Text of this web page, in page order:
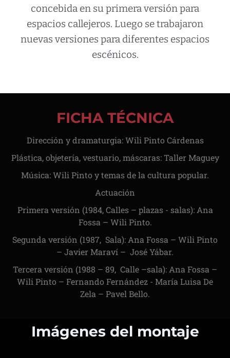
concebida en su primera versión para
espacios callejeros. Luego se trabajaron
nuevas versiones para diferentes espacios
escénicos.
FICHA TÉCNICA
Dirección y dramaturgia: Wili Pinto Cárdenas
Plástica, objetería, vestuario, máscaras: Taller Maguey
Música: Wili Pinto y temas de la cultura popular.
Actuación
Primera versión (1984, Calles – plazas - salas): Ana
Fossa – Wili Pinto.
Segunda versión (1987, Sala): Ana Fossa – Wili Pinto
– Javier Maraví – José Yábar.
Tercera versión (1988 – 89, Calle –sala): Ana Fossa –
Wili Pinto – Fernando Fernández - María Luisa De
Zela – Pavel Bello.
Imágenes del montaje